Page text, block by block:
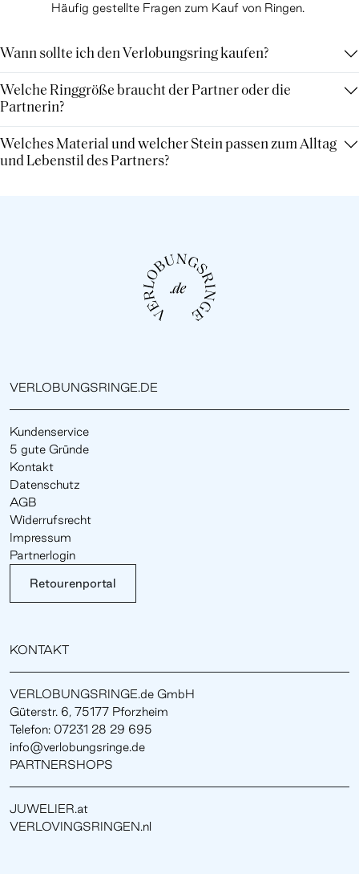
Häufig gestellte Fragen zum Kauf von Ringen.
Wann sollte ich den Verlobungsring kaufen?
Welche Ringgröße braucht der Partner oder die
Partnerin?
Welches Material und welcher Stein passen zum Alltag
und Lebenstil des Partners?
VERLOBUNGSRINGE.DE
Kundenservice
5 gute Gründe
Kontakt
Datenschutz
AGB
Widerrufsrecht
Impressum
Partnerlogin
Retourenportal
KONTAKT
VERLOBUNGSRINGE.de GmbH
Güterstr. 6, 75177 Pforzheim
Telefon: 07231 28 29 695
info@verlobungsringe.de
PARTNERSHOPS
JUWELIER.at
VERLOVINGSRINGEN.nl